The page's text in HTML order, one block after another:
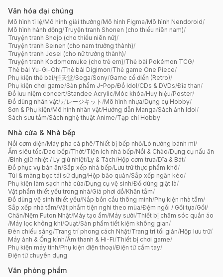
Văn hóa đại chúng
Mô hình tỉ lệ/Mô hình giải thưởng/Mô hình Figma/Mô hình Nendoroid/
Mô hình hành động/Truyện tranh Shonen (cho thiếu niên nam)/
Truyện tranh Shojo (cho thiếu niên nữ)/
Truyện tranh Seinen (cho nam trưởng thành)/
Truyện tranh Josei (cho nữ trưởng thành)/
Truyện tranh Kodomomuke (cho trẻ em)/Thẻ bài Pokémon TCG/
Thẻ bài Yu-Gi-Oh!/Thẻ bài Digimon/Thẻ game One Piece/
Phụ kiện thẻ bài/任天堂/Sega/Sony/Game cổ điển (Retro)/
Phụ kiện chơi game/Sản phẩm J-Pop/Đồ Idol/CDs & DVDs/Đĩa than/
Đồ lưu niệm concert/Standee Acrylic/Móc khóa/Huy hiệu/Poster/
Đồ dùng nhân vật/ガレージキット /Mô hình nhựa/Dụng cụ Hobby/
Sơn & Phụ kiện/Mô hình nhân vật/Hướng dẫn Manga/Sách ảnh Idol/
Sách sưu tầm/Sách nghệ thuật Anime/Tạp chí Hobby
Nhà cửa & Nhà bếp
Nồi cơm điện/Máy pha cà phê/Thiết bị bếp nhỏ/Lò nướng bánh mì/
Ấm siêu tốc/Dao bếp/Thớt/Tiện ích nhà bếp/Nồi & Chảo/Dụng cụ nấu ăn
/Bình giữ nhiệt / Ly giữ nhiệt/Ly & Tách/Hộp cơm trưa/Dĩa & Bát/
Đồ phục vụ bàn ăn/Sắp xếp nhà bếp/Lưu trữ thực phẩm khô/
Túi & màng bọc tái sử dụng/Hộp bảo quản/Sắp xếp ngăn kéo/
Phụ kiện làm sạch nhà cửa/Dụng cụ vệ sinh/Đồ dùng giặt là/
Vật phẩm thiết yếu trong nhà/Giá phơi đồ/Khăn tắm/
Đồ dùng vệ sinh thiết yếu/Nắp bồn cầu thông minh/Phụ kiện nhà tắm/
Sắp xếp nhà tắm/Vật phẩm tiện nghi theo mùa/Đệm ngồi / Gối tựa/Gối/
Chăn/Nệm Futon Nhật/Máy tạo ẩm/Máy sưởi/Thiết bị chăm sóc quần áo
/Máy lọc không khí/Quạt/Sản phẩm tiết kiệm không gian/
Đèn chiếu sáng/Trang trí phong cách Nhật/Trang trí tối giản/Hộp lưu trữ/
Máy ảnh & Ống kính/Âm thanh & Hi-Fi/Thiết bị chơi game/
Phụ kiện máy tính/Phụ kiện điện thoại/Điện tử cầm tay/
Điện tử chuyên dụng
Văn phòng phẩm